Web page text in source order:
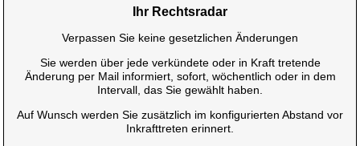
Ihr Rechtsradar
Verpassen Sie keine gesetzlichen Änderungen
Sie werden über jede verkündete oder in Kraft tretende
Änderung per Mail informiert, sofort, wöchentlich oder in dem
Intervall, das Sie gewählt haben.
Auf Wunsch werden Sie zusätzlich im konfigurierten Abstand vor
Inkrafttreten erinnert.